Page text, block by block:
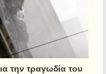
την τραγωδία του